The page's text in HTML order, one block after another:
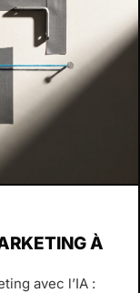
À
avec l’IA :